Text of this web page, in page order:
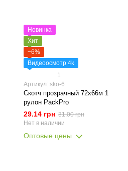
Новинка
Хит
−6%
Видеоосмотр 4k
1
Артикул: sko-6
Скотч прозрачный 72х66м 1
рулон PackPro
29.14 грн 31.00 грн
Нет в наличии
Оптовые цены